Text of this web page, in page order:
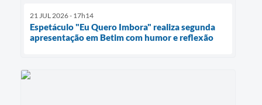
21 JUL 2026 - 17h14
Espetáculo "Eu Quero Imbora" realiza segunda
apresentação em Betim com humor e reflexão